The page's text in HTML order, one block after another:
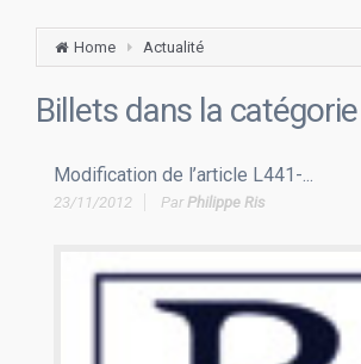
Home Actualité
Billets dans la catégorie
Modification de l’article L441-...
23/11/2012 ParPhilippe Ris